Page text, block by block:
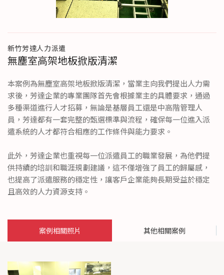
新竹芳達人力派遣
無塵室高架地板掀版清潔
本案例為無塵室高架地板掀版清潔，當業主向我們提出人力需
求後，芳達企業的專業團隊首先會根據業主的具體要求，通過
多種渠道進行人才招募，無論是基層員工還是中高階管理人
員，芳達都有一套完整的甄選標準與流程，確保每一位進入派
遣系統的人才都符合相應的工作條件與能力要求。
此外，芳達企業也重視每一位派遣員工的職業發展，為他們提
供持續的培訓和職涯規劃建議，這不僅增強了員工的歸屬感，
也提高了派遣服務的穩定性，讓客戶企業能夠長期受益於穩定
且高效的人力資源支持。
案例相關照片 其他相關案例